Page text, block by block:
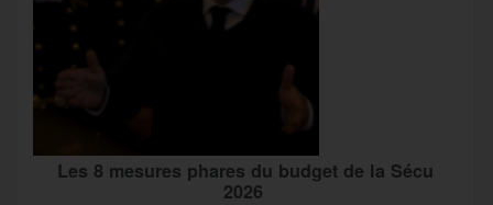
Les 8 mesures phares du budget de la Sécu
2026